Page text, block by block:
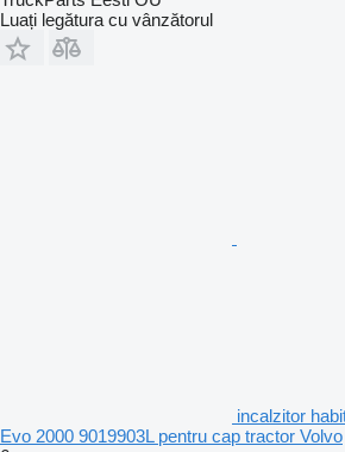
Luați legătura cu vânzătorul
incalzitor
Evo 2000 9019903L pentru cap tractor Volvo